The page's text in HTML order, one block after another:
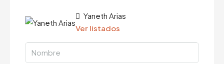
Yaneth Arias
Ver listados